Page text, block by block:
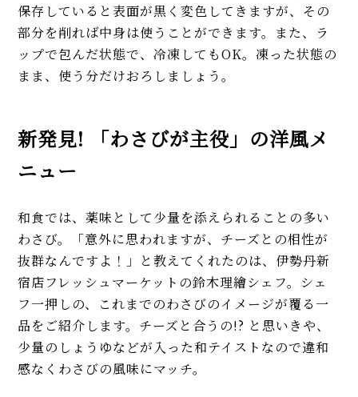
保存していると表面が黒く変色してきますが、その
部分を削れば中身は使うことができます。また、ラ
ップで包んだ状態で、冷凍してもOK。凍った状態の
まま、使う分だけおろしましょう。
新発見! 「わさびが主役」の洋風メ
ニュー
和食では、薬味として少量を添えられることの多い
わさび。「意外に思われますが、チーズとの相性が
抜群なんですよ！」と教えてくれたのは、伊勢丹新
宿店フレッシュマーケットの鈴木理繪シェフ。シェ
フ一押しの、これまでのわさびのイメージが覆る一
品をご紹介します。チーズと合うの!? と思いきや、
少量のしょうゆなどが入った和テイストなので違和
感なくわさびの風味にマッチ。